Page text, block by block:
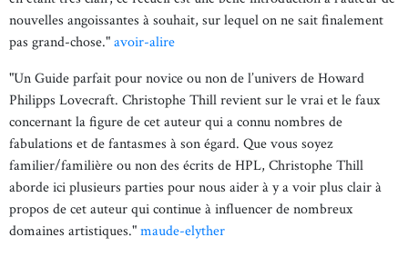
nouvelles angoissantes à souhait, sur lequel on ne sait finalement
pas grand-chose."avoir-alire
"Un Guide parfait pour novice ou non de l’univers de Howard
Philipps Lovecraft. Christophe Thill revient sur le vrai et le faux
concernant la figure de cet auteur qui a connu nombres de
fabulations et de fantasmes à son égard. Que vous soyez
familier/familière ou non des écrits de HPL, Christophe Thill
aborde ici plusieurs parties pour nous aider à y a voir plus clair à
propos de cet auteur qui continue à influencer de nombreux
domaines artistiques."maude-elyther